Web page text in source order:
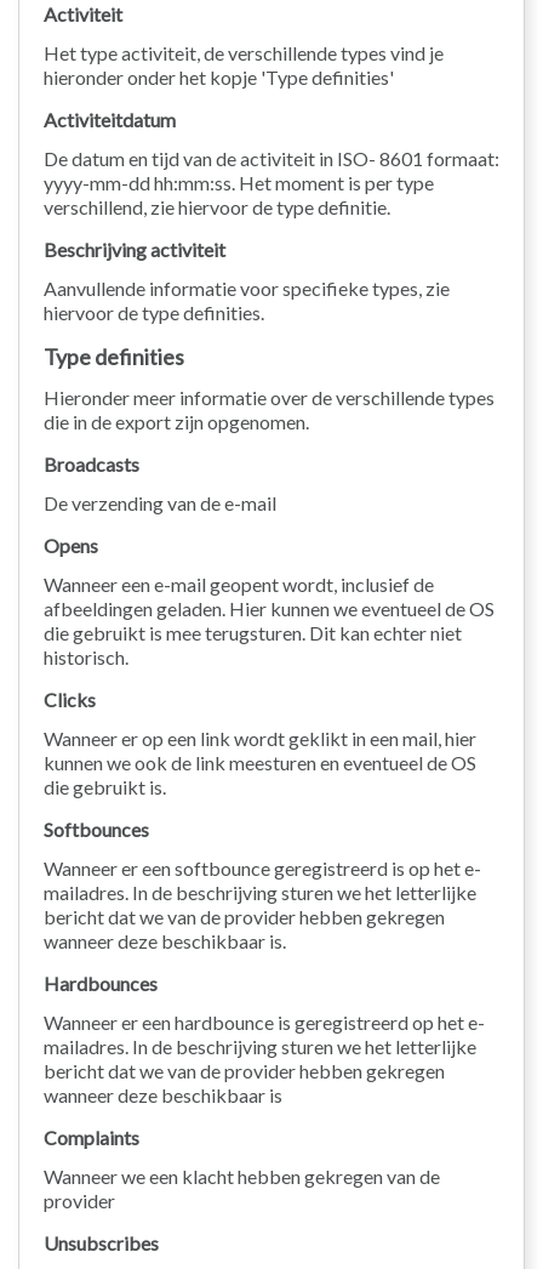
Activiteit
Het type activiteit, de verschillende types vind je
hieronder onder het kopje 'Type definities'
Activiteitdatum
De datum en tijd van de activiteit in ISO- 8601 formaat:
yyyy-mm-dd hh:mm:ss. Het moment is per type
verschillend, zie hiervoor de type definitie.
Beschrijving activiteit
Aanvullende informatie voor specifieke types, zie
hiervoor de type definities.
Type definities
Hieronder meer informatie over de verschillende types
die in de export zijn opgenomen.
Broadcasts
De verzending van de e-mail
Opens
Wanneer een e-mail geopent wordt, inclusief de
afbeeldingen geladen. Hier kunnen we eventueel de OS
die gebruikt is mee terugsturen. Dit kan echter niet
historisch.
Clicks
Wanneer er op een link wordt geklikt in een mail, hier
kunnen we ook de link meesturen en eventueel de OS
die gebruikt is.
Softbounces
Wanneer er een softbounce geregistreerd is op het e-
mailadres. In de beschrijving sturen we het letterlijke
bericht dat we van de provider hebben gekregen
wanneer deze beschikbaar is.
Hardbounces
Wanneer er een hardbounce is geregistreerd op het e-
mailadres. In de beschrijving sturen we het letterlijke
bericht dat we van de provider hebben gekregen
wanneer deze beschikbaar is
Complaints
Wanneer we een klacht hebben gekregen van de
provider
Unsubscribes